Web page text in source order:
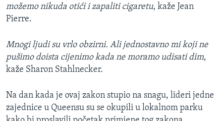
možemo nikuda otići i zapaliti cigaretu, kaže Jean
Pierre.
Mnogi ljudi su vrlo obzirni. Ali jednostavno mi koji ne
pušimo doista cijenimo kada ne moramo udisati dim,
kaže Sharon Stahlnecker.
Na dan kada je ovaj zakon stupio na snagu, lideri jedne
zajednice u Queensu su se okupili u lokalnom parku